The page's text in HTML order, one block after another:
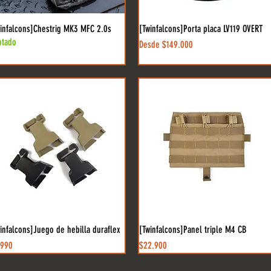
MK3 MFC 2.0s
[Twinfalcons]Porta placa LV119 OVERT
Desde $149.000
Precio de oferta
de hebilla duraflex
[Twinfalcons]Panel triple M4 CB
Precio
$22.900